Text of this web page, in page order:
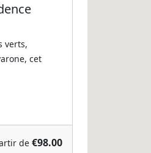
verts,
cet
de €98.00